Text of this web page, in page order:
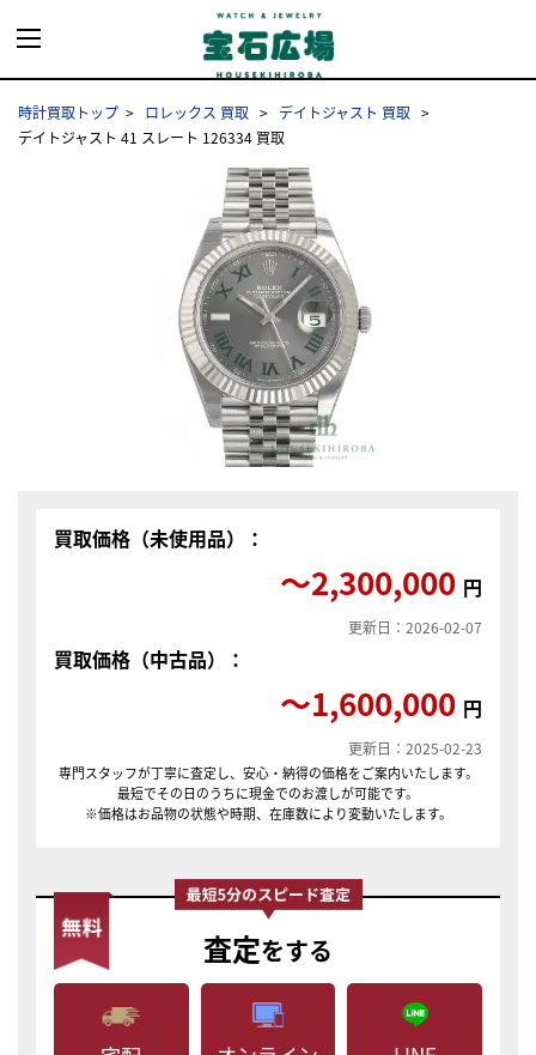
時計買取トップ ロレックス 買取
デイトジャスト 買取
デイトジャスト 41 スレート 126334 買取
買取価格（未使用品）：
〜2,300,000 円
更新日：2026-02-07
買取価格（中古品）：
〜1,600,000 円
更新日：2025-02-23
専門スタッフが丁寧に査定し、安心・納得の価格をご案内いたします。
最短でその日のうちに現金でのお渡しが可能です。
※価格はお品物の状態や時期、在庫数により変動いたします。
査定をする